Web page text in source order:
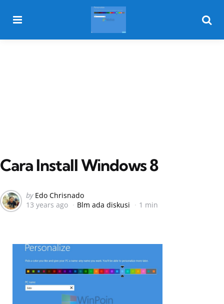
Cara Install Windows 8
Posted
by
by Edo Chrisnado
13 years ago
Blm ada diskusi 1 min